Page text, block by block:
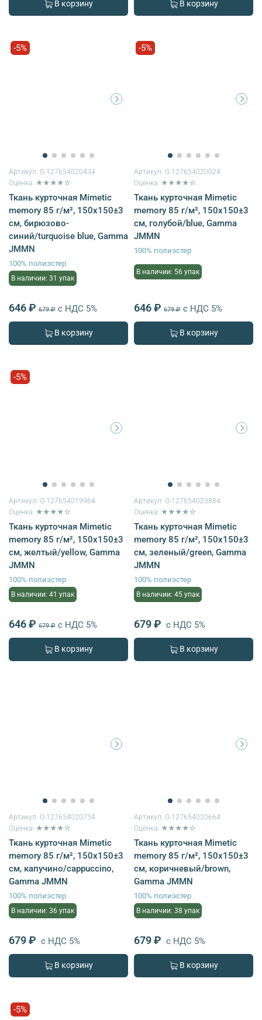
В корзину В корзину
-5%
Артикул: G-127654020434
Оценка: ★★★★☆
Ткань курточная Mimetic
memory 85 г/м², 150х150±3
см, бирюзово-
синий/turquoise blue, Gamma
JMMN
100% полиэстер
В наличии: 31 упак
646 ₽ 679 ₽ с НДС 5%
В корзину
-5%
Артикул: G-127654020024
Оценка: ★★★★☆
Ткань курточная Mimetic
memory 85 г/м², 150х150±3
см, голубой/blue, Gamma
JMMN
100% полиэстер
В наличии: 56 упак
646 ₽ 679 ₽ с НДС 5%
В корзину
-5%
Артикул: G-127654019964
Оценка: ★★★★☆
Ткань курточная Mimetic
memory 85 г/м², 150х150±3
см, желтый/yellow, Gamma
JMMN
100% полиэстер
В наличии: 41 упак
646 ₽ 679 ₽ с НДС 5%
В корзину
Артикул: G-127654023884
Оценка: ★★★★☆
Ткань курточная Mimetic
memory 85 г/м², 150х150±3
см, зеленый/green, Gamma
JMMN
100% полиэстер
В наличии: 45 упак
679 ₽ с НДС 5%
В корзину
Артикул: G-127654020754
Оценка: ★★★★☆
Ткань курточная Mimetic
memory 85 г/м², 150х150±3
см, капучино/cappuccino,
Gamma JMMN
100% полиэстер
В наличии: 36 упак
679 ₽ с НДС 5%
В корзину
Артикул: G-127654020664
Оценка: ★★★★☆
Ткань курточная Mimetic
memory 85 г/м², 150х150±3
см, коричневый/brown,
Gamma JMMN
100% полиэстер
В наличии: 38 упак
679 ₽ с НДС 5%
В корзину
-5%